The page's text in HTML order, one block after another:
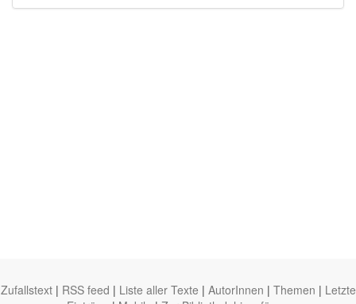
Zufallstext | RSS feed | Liste aller Texte | AutorInnen | Themen | Letzte